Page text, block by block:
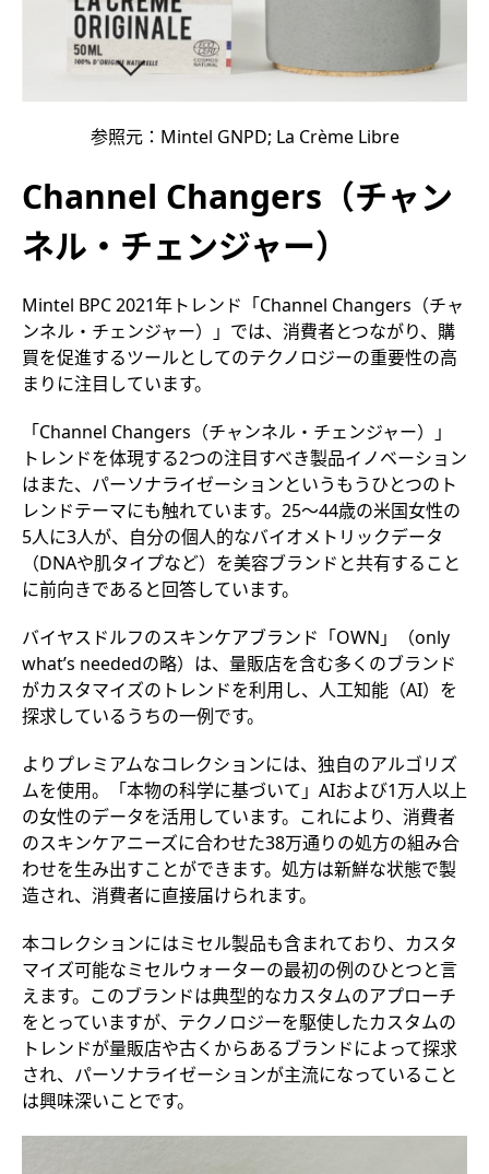
参照元：Mintel GNPD; La Crème Libre
Channel Changers（チャン
ネル・チェンジャー）
Mintel BPC 2021年トレンド「Channel Changers（チャ
ンネル・チェンジャー）」では、消費者とつながり、購
買を促進するツールとしてのテクノロジーの重要性の高
まりに注目しています。
「Channel Changers（チャンネル・チェンジャー）」
トレンドを体現する2つの注目すべき製品イノベーション
はまた、パーソナライゼーションというもうひとつのト
レンドテーマにも触れています。25～44歳の米国女性の
5人に3人が、自分の個人的なバイオメトリックデータ
（DNAや肌タイプなど）を美容ブランドと共有すること
に前向きであると回答しています。
バイヤスドルフのスキンケアブランド「OWN」（only
what’s neededの略）は、量販店を含む多くのブランド
がカスタマイズのトレンドを利用し、人工知能（AI）を
探求しているうちの一例です。
よりプレミアムなコレクションには、独自のアルゴリズ
ムを使用。「本物の科学に基づいて」AIおよび1万人以上
の女性のデータを活用しています。これにより、消費者
のスキンケアニーズに合わせた38万通りの処方の組み合
わせを生み出すことができます。処方は新鮮な状態で製
造され、消費者に直接届けられます。
本コレクションにはミセル製品も含まれており、カスタ
マイズ可能なミセルウォーターの最初の例のひとつと言
えます。このブランドは典型的なカスタムのアプローチ
をとっていますが、テクノロジーを駆使したカスタムの
トレンドが量販店や古くからあるブランドによって探求
され、パーソナライゼーションが主流になっていること
は興味深いことです。